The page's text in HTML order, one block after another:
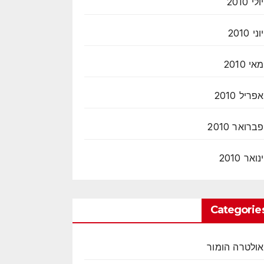
יוני 2010
מאי 2010
אפריל 2010
פברואר 2010
ינואר 2010
אולטרה הומור